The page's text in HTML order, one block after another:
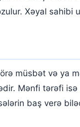
Xəyal
müsbət və ya
Mənfi tərəfi
baş verə